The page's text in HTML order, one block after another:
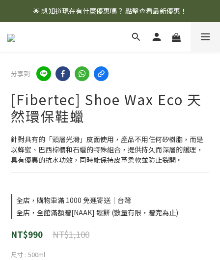
🌟 想知道現在有什麼優惠嗎？ 點擊查看最新優惠！
🌟 想知道現在有什麼優惠嗎？ 點擊查看最新優惠！
全館消費滿 $1,000 即享免運優惠
分享到
[Fibertec] Shoe Wax Eco 天
然環保鞋蠟
針對具有的「頭層光滑」皮面使用，產品不用任何矽樹脂，而是
以蜂蜜、巴西棕櫚和石蠟的特殊組合，提供持久而深層的護理，
具有優異的抗水功效，同時能保持皮革柔軟並防止裂開。
全店，購物車滿 1000 免運寄送｜台灣
全店，全館滿額贈[NAAK] 鬆餅 (數量有限，贈完為止)
NT$1,100
NT$990
尺寸 : 500ml